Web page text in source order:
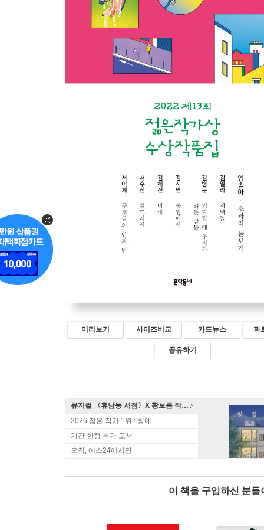
미리보기 사이즈비교 카드뉴스 파
공유하기
뮤지컬 〈휴남동 서점〉X 황보름 작가 북토크
2026 젊은 작가 1위 : 청예
기간 한정 특가 도서
오직, 예스24에서만
이 책을 구입하신 분